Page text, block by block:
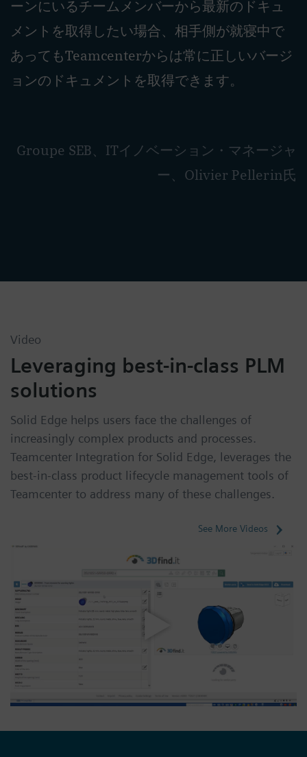
ーンにいるチームメンバーから最新のドキュ
メントを取得したい場合、相手側が就寝中で
あってもTeamcenterからは常に正しいバージ
ョンのドキュメントを取得できます。
Groupe SEB、ITイノベーション・マネージャ
ー、Olivier Pellerin氏
Video
Leveraging best-in-class PLM
solutions
Solid Edge helps users face the challenges of
increasingly complex products and processes.
Teamcenter Integration for Solid Edge, leverages the
best-in-class product lifecycle management tools of
Teamcenter to address many of these challenges.
See More Videos